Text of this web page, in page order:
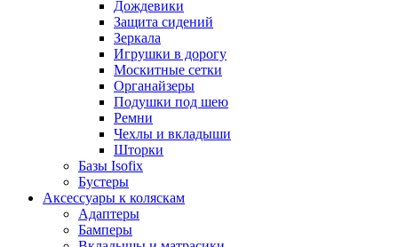
Дождевики
Защита сидений
Зеркала
Игрушки в дорогу
Москитные сетки
Органайзеры
Подушки под шею
Ремни
Чехлы и вкладыши
Шторки
Базы Isofix
Бустеры
Аксессуары к коляскам
Адаптеры
Бамперы